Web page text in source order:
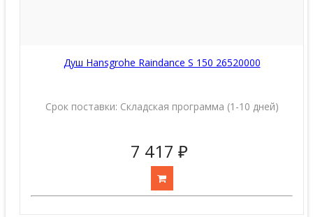
Душ Hansgrohe Raindance S 150 26520000
Срок поставки: Складская программа (1-10 дней)
7 417 ₽